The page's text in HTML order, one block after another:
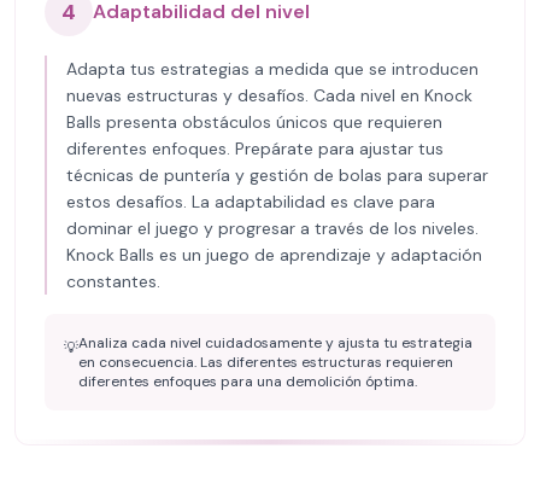
4 Adaptabilidad del nivel
Adapta tus estrategias a medida que se introducen
nuevas estructuras y desafíos. Cada nivel en Knock
Balls presenta obstáculos únicos que requieren
diferentes enfoques. Prepárate para ajustar tus
técnicas de puntería y gestión de bolas para superar
estos desafíos. La adaptabilidad es clave para
dominar el juego y progresar a través de los niveles.
Knock Balls es un juego de aprendizaje y adaptación
constantes.
💡Analiza cada nivel cuidadosamente y ajusta tu estrategia
en consecuencia. Las diferentes estructuras requieren
diferentes enfoques para una demolición óptima.